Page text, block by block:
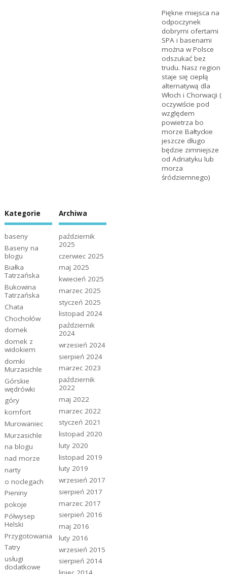
Piękne miejsca na
odpoczynek
dobrymi ofertami
SPAi basenami
można w Polsce
odszukać bez
trudu. Nasz region
staje się ciepłą
alternatywą dla
Włoch i Chorwacji (
oczywiście pod
względem
powietrza bo
morze Bałtyckie
jeszcze długo
będzie zimniejsze
od Adriatyku lub
morza
śródziemnego)
Kategorie
baseny
Baseny na
blogu
Białka
Tatrzańska
Bukowina
Tatrzańska
Chata
Chochołów
domek
domek z
widokiem
domki
Murzasichle
Górskie
wędrówki
góry
komfort
Murowaniec
Murzasichle
na blogu
nad morze
narty
o noclegach
Pieniny
pokoje
Półwysep
Helski
Przygotowania
Tatry
usługi
dodatkowe
Archiwa
październik
2025
czerwiec 2025
maj 2025
kwiecień 2025
marzec 2025
styczeń 2025
listopad 2024
październik
2024
wrzesień 2024
sierpień 2024
marzec 2023
październik
2022
maj 2022
marzec 2022
styczeń 2021
listopad 2020
luty 2020
listopad 2019
luty 2019
wrzesień 2017
sierpień 2017
marzec 2017
sierpień 2016
maj 2016
luty 2016
wrzesień 2015
sierpień 2014